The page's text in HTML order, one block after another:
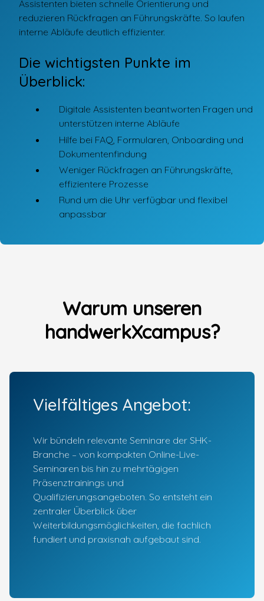
Assistenten bieten schnelle Orientierung und
reduzieren Rückfragen an Führungskräfte. So laufen
interne Abläufe deutlich effizienter.
Die wichtigsten Punkte im
Überblick:
Digitale Assistenten beantworten Fragen und
unterstützen interne Abläufe
Hilfe bei FAQ, Formularen, Onboarding und
Dokumentenfindung
Weniger Rückfragen an Führungskräfte,
effizientere Prozesse
Rund um die Uhr verfügbar und flexibel
anpassbar
Warum unseren
handwerkXcampus?
Vielfältiges Angebot:
Wir bündeln relevante Seminare der SHK-
Branche – von kompakten Online-Live-
Seminaren bis hin zu mehrtägigen
Präsenztrainings und
Qualifizierungsangeboten. So entsteht ein
zentraler Überblick über
Weiterbildungsmöglichkeiten, die fachlich
fundiert und praxisnah aufgebaut sind.